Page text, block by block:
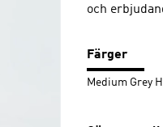
och
Färger
Medium Grey